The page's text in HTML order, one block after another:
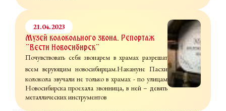
21.04.2023
Музей колокольного звона. Репортаж
"Вести Новосибирск"
Почувствовать себя звонарем в храмах разрешат
всем верующим новосибирцам.Накануне Пасхи
колокола звучали не только в храмах - по улицам
Новосибирска проехала звонница, в ней – девять
металлических инструментов